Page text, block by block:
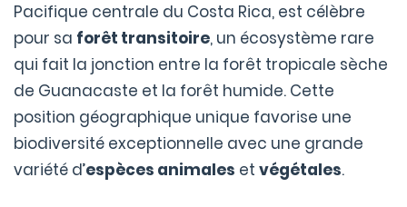
Pacifique centrale du Costa Rica, est célèbre
pour sa forêt transitoire, un écosystème rare
qui fait la jonction entre la forêt tropicale sèche
de Guanacaste et la forêt humide. Cette
position géographique unique favorise une
biodiversité exceptionnelle avec une grande
variété d’espèces animales et végétales.